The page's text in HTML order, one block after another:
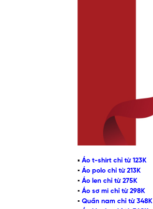
▪ Áo t-shirt chỉ từ 123K
▪ Áo polo chỉ từ 213K
▪ Áo len chỉ từ 275K
▪ Áo sơ mi chỉ từ 298K
▪ Quần nam chỉ từ 348K